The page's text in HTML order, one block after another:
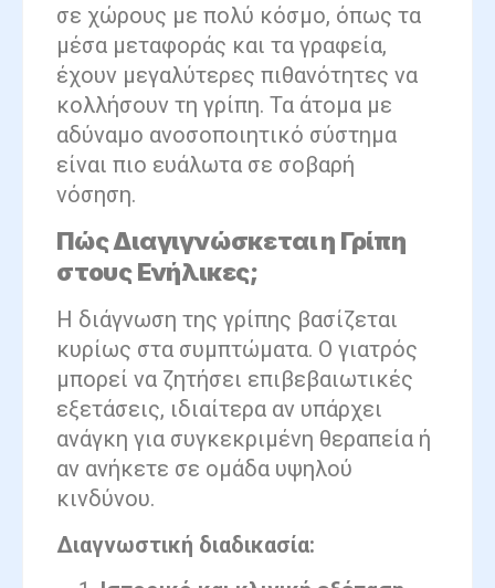
σε χώρους με πολύ κόσμο, όπως τα
μέσα μεταφοράς και τα γραφεία,
έχουν μεγαλύτερες πιθανότητες να
κολλήσουν τη γρίπη. Τα άτομα με
αδύναμο ανοσοποιητικό σύστημα
είναι πιο ευάλωτα σε σοβαρή
νόσηση.
Πώς Διαγιγνώσκεται η Γρίπη
στους Ενήλικες;
Η διάγνωση της γρίπης βασίζεται
κυρίως στα συμπτώματα. Ο γιατρός
μπορεί να ζητήσει επιβεβαιωτικές
εξετάσεις, ιδιαίτερα αν υπάρχει
ανάγκη για συγκεκριμένη θεραπεία ή
αν ανήκετε σε ομάδα υψηλού
κινδύνου.
Διαγνωστική διαδικασία: